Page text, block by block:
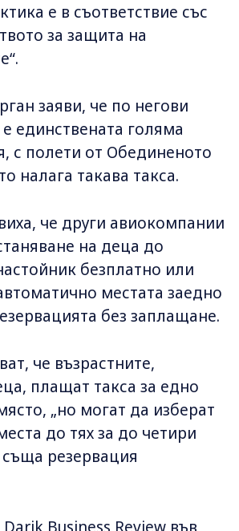
е в съответствие със
за защита на
заяви, че по негови
единствената голяма
с полети от Обединеното
налага такава такса.
че други авиокомпании
на деца до
безплатно или
местата заедно
без заплащане.
че възрастните,
плащат такса за едно
„но могат да изберат
до тях за до четири
резервация